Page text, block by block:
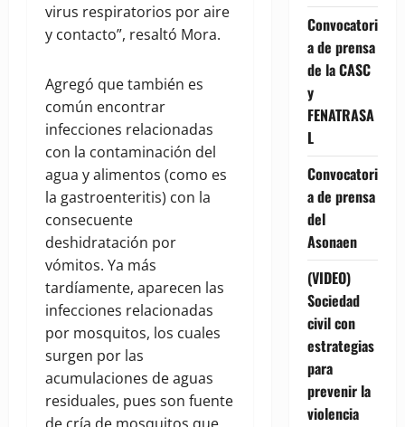
virus respiratorios por aire
y contacto”, resaltó Mora.
Agregó que también es
común encontrar
infecciones relacionadas
con la contaminación del
agua y alimentos (como es
la gastroenteritis) con la
consecuente
deshidratación por
vómitos. Ya más
tardíamente, aparecen las
infecciones relacionadas
por mosquitos, los cuales
surgen por las
acumulaciones de aguas
residuales, pues son fuente
Convocatori
a de prensa
de la CASC
y
FENATRASA
L
Convocatori
a de prensa
del
Asonaen
(VIDEO)
Sociedad
civil con
estrategias
para
prevenir la
violencia